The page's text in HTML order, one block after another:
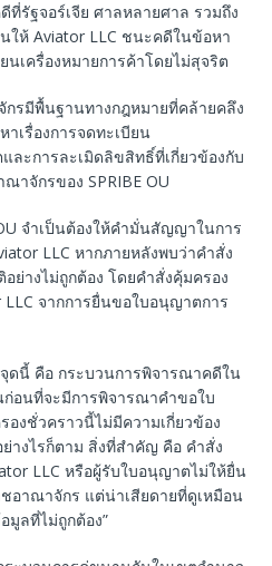
รัฐจอร์เจีย ศาลหลายศาล รวมถึง
ให้ Aviator LLC ชนะคดีในข้อหา
เครื่องหมายการค้าโดยไม่สุจริต
รมีพื้นฐานทางกฎหมายที่คล้ายคลึง
าเรื่องการจดทะเบียน
ละการละเมิดลิขสิทธิ์ที่เกี่ยวข้องกับ
าจักรของ SPRIBE OU
จำเป็นต้องให้คำมั่นสัญญาในการ
LLC หากภายหลังพบว่าคำสั่ง
ย่างไม่ถูกต้อง โดยคำสั่งคุ้มครอง
จากการยื่นขอใบอนุญาตการ
ดนี้ คือ กระบวนการพิจารณาคดีใน
อนที่จะมีการพิจารณาคำขอใบ
งชั่วคราวนี้ไม่มีความเกี่ยวข้อง
ย่างไรก็ตาม สิ่งที่สำคัญ คือ คำสั่ง
LLC หรือผู้รับใบอนุญาตไม่ให้ยื่น
าณาจักร แต่น่าเสียดายที่ดูเหมือน
มูลที่ไม่ถูกต้อง”